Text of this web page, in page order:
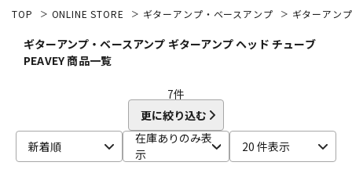
ベース ウクレレ
TOP ONLINE STORE ギターアンプ・ベースアンプ ギターアンプ
ギターアンプ・ベースアンプ ギターアンプ ヘッド チューブ
PEAVEY 商品一覧
7件
更に絞り込む
新着順
在庫ありのみ表
示
20 件表示